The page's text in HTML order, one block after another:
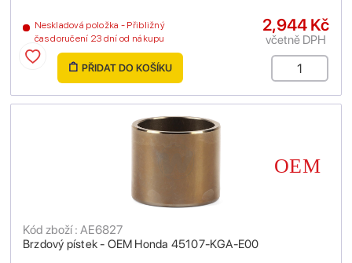
Neskladová položka - Přibližný
čas doručení 23 dní od nákupu
2,944 Kč
včetně DPH
PŘIDAT DO KOŠÍKU
Brzdový pístek - OEM Honda 45107-KGA-E00
Kód zboží : AE6827